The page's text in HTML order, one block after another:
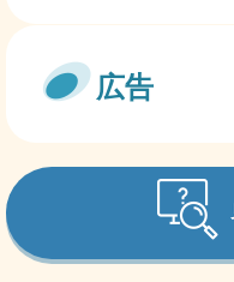
広告